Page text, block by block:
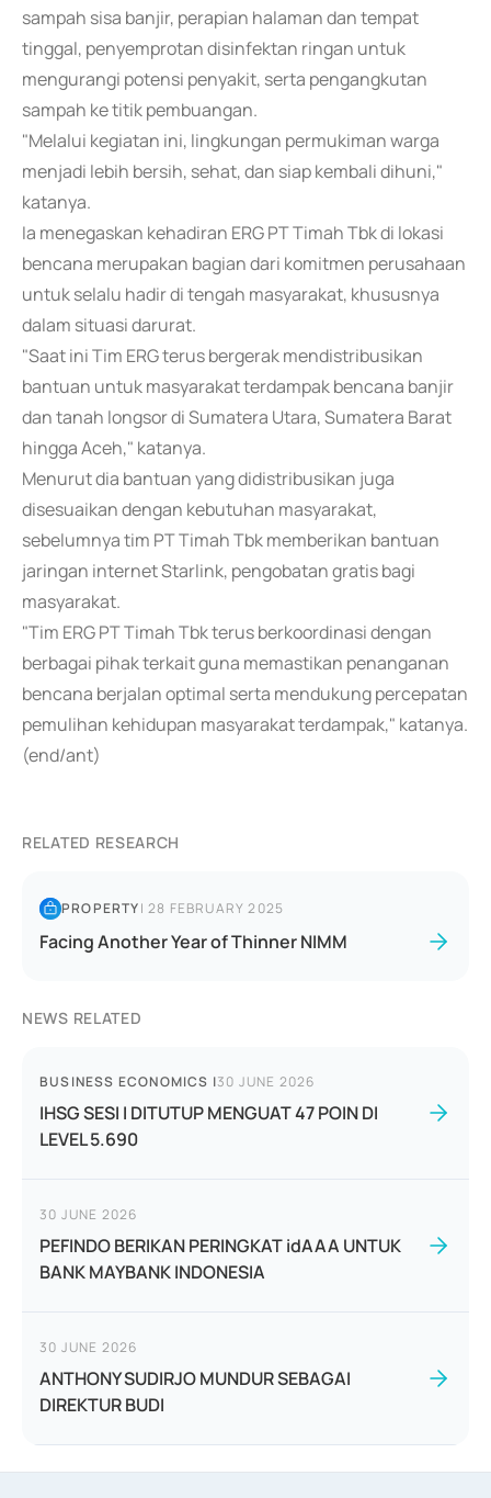
sampah sisa banjir, perapian halaman dan tempat
tinggal, penyemprotan disinfektan ringan untuk
mengurangi potensi penyakit, serta pengangkutan
sampah ke titik pembuangan.
"Melalui kegiatan ini, lingkungan permukiman warga
menjadi lebih bersih, sehat, dan siap kembali dihuni,"
katanya.
Ia menegaskan kehadiran ERG PT Timah Tbk di lokasi
bencana merupakan bagian dari komitmen perusahaan
untuk selalu hadir di tengah masyarakat, khususnya
dalam situasi darurat.
"Saat ini Tim ERG terus bergerak mendistribusikan
bantuan untuk masyarakat terdampak bencana banjir
dan tanah longsor di Sumatera Utara, Sumatera Barat
hingga Aceh," katanya.
Menurut dia bantuan yang didistribusikan juga
disesuaikan dengan kebutuhan masyarakat,
sebelumnya tim PT Timah Tbk memberikan bantuan
jaringan internet Starlink, pengobatan gratis bagi
masyarakat.
"Tim ERG PT Timah Tbk terus berkoordinasi dengan
berbagai pihak terkait guna memastikan penanganan
bencana berjalan optimal serta mendukung percepatan
pemulihan kehidupan masyarakat terdampak," katanya.
(end/ant)
RELATED RESEARCH
PROPERTY|28 FEBRUARY 2025
Facing Another Year of Thinner NIMM
NEWS RELATED
BUSINESS ECONOMICS |30 JUNE 2026
IHSG SESI I DITUTUP MENGUAT 47 POIN DI
LEVEL 5.690
30 JUNE 2026
PEFINDO BERIKAN PERINGKAT idAAA UNTUK
BANK MAYBANK INDONESIA
30 JUNE 2026
ANTHONY SUDIRJO MUNDUR SEBAGAI
DIREKTUR BUDI